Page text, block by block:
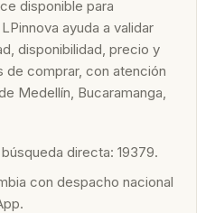
disponible para
ayuda a validar
disponibilidad, precio y
de comprar, con atención
Medellín, Bucaramanga,
directa: 19379.
con despacho nacional